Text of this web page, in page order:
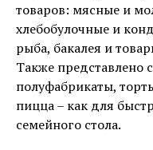
товаров: мясные и
хлебобулочные и
рыба, бакалея и
Также представлено
полуфабрикаты,
пицца – как для
семейного стола.